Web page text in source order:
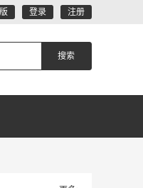
登录 注册